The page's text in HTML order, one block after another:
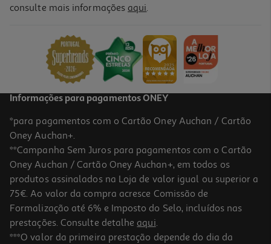
Figura Funko Pop Animation- Sd S1- Lu
15,99 €
5.0
Figura Funko Pop Animation: Kpop Dh- Derpy
consulte mais informações aqui.
Informações para pagamentos ONEY
*para pagamentos com o Cartão Oney Auchan / Cartão
Oney Auchan+.
**Campanha Sem Juros para pagamentos com o Cartão
Oney Auchan / Cartão Oney Auchan+, em todos os
produtos assinalados na Loja de valor igual ou superior a
75€. Ao valor da compra acresce Comissão de
Formalização até 6% e Imposto do Selo, incluídos nas
prestações. Consulte detalhe aqui.
***O valor da primeira prestação depende do dia da